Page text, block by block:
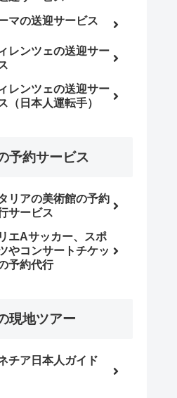
マの送迎サービス
レンツェの送迎サー
レンツェの送迎サー
（日本人運転手）
予約サービス
リアの美術館の予約
サービス
エAサッカー、スポ
やコンサートチケッ
予約代行
現地ツアー
チア日本人ガイド